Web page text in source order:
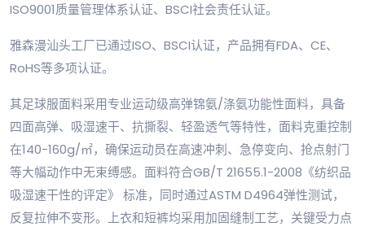
ISO9001质量管理体系认证、BSCI社会责任认证。
雅森漫汕头工厂已通过ISO、BSCI认证，产品拥有FDA、CE、
RoHS等多项认证。
其足球服面料采用专业运动级高弹锦氨/涤氨功能性面料，具备
四面高弹、吸湿速干、抗撕裂、轻盈透气等特性，面料克重控制
在140-160g/㎡，确保运动员在高速冲刺、急停变向、抢点射门
等大幅动作中无束缚感。面料符合GB/T 21655.1-2008《纺织品
吸湿速干性的评定》 标准，同时通过ASTM D4964弹性测试，
反复拉伸不变形。上衣和短裤均采用加固缝制工艺，关键受力点